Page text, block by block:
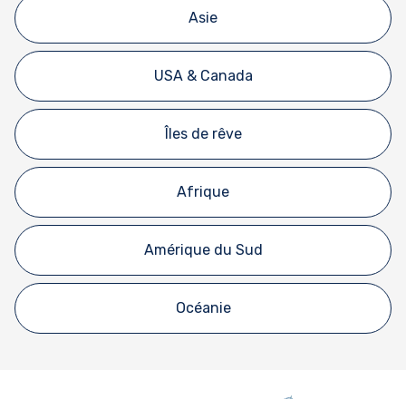
Asie
USA & Canada
Îles de rêve
Afrique
Amérique du Sud
Océanie